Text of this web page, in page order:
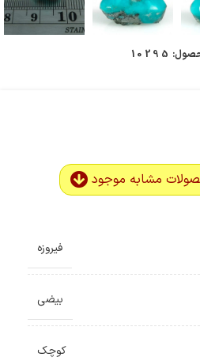
10295
مشابه موجود
فیروزه
بیضی
کوچک